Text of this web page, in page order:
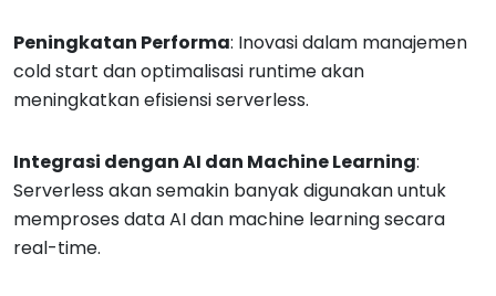
Peningkatan Performa: Inovasi dalam manajemen
cold start dan optimalisasi runtime akan
meningkatkan efisiensi serverless.
Integrasi dengan AI dan Machine Learning:
Serverless akan semakin banyak digunakan untuk
memproses data AI dan machine learning secara
real-time.